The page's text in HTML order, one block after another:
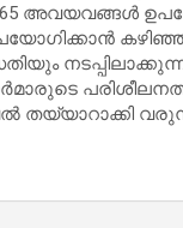
അവയവങ്ങള്‍
തയ്യാറാക്കി